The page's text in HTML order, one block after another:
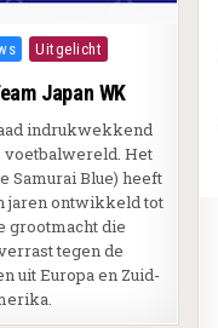
Uitgelicht
Japan WK
indrukwekkend
voetbalwereld. Het
Samurai Blue) heeft
jaren ontwikkeld tot
grootmacht die
tegen de
uit Europa en Zuid-